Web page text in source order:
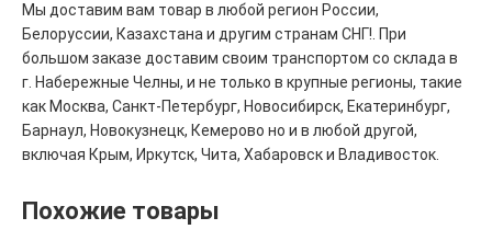
Мы доставим вам товар в любой регион России,
Белоруссии, Казахстана и другим странам СНГ!. При
большом заказе доставим своим транспортом со склада в
г. Набережные Челны, и не только в крупные регионы, такие
как Москва, Санкт-Петербург, Новосибирск, Екатеринбург,
Барнаул, Новокузнецк, Кемерово но и в любой другой,
включая Крым, Иркутск, Чита, Хабаровск и Владивосток.
Похожие товары